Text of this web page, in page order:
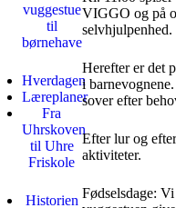
vuggestue
til
børnehave
Hverdagen
Læreplaner
Fra
Uhrskoven
til Uhre
Friskole
Historien
VIGGO og på
selvhjulpenhed.
Herefter er det
i
sover efter
Efter lur og
aktiviteter.
Fødselsdage: